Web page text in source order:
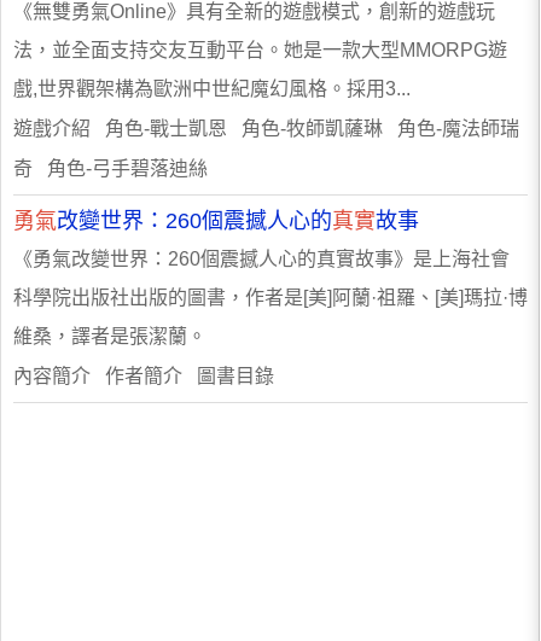
《無雙勇氣Online》具有全新的遊戲模式，創新的遊戲玩
法，並全面支持交友互動平台。她是一款大型MMORPG遊
戲,世界觀架構為歐洲中世紀魔幻風格。採用3...
遊戲介紹 角色-戰士凱恩 角色-牧師凱薩琳 角色-魔法師瑞
奇 角色-弓手碧落迪絲
勇氣改變世界：260個震撼人心的真實故事
《勇氣改變世界：260個震撼人心的真實故事》是上海社會
科學院出版社出版的圖書，作者是[美]阿蘭·祖羅、[美]瑪拉·博
維桑，譯者是張潔蘭。
內容簡介 作者簡介 圖書目錄